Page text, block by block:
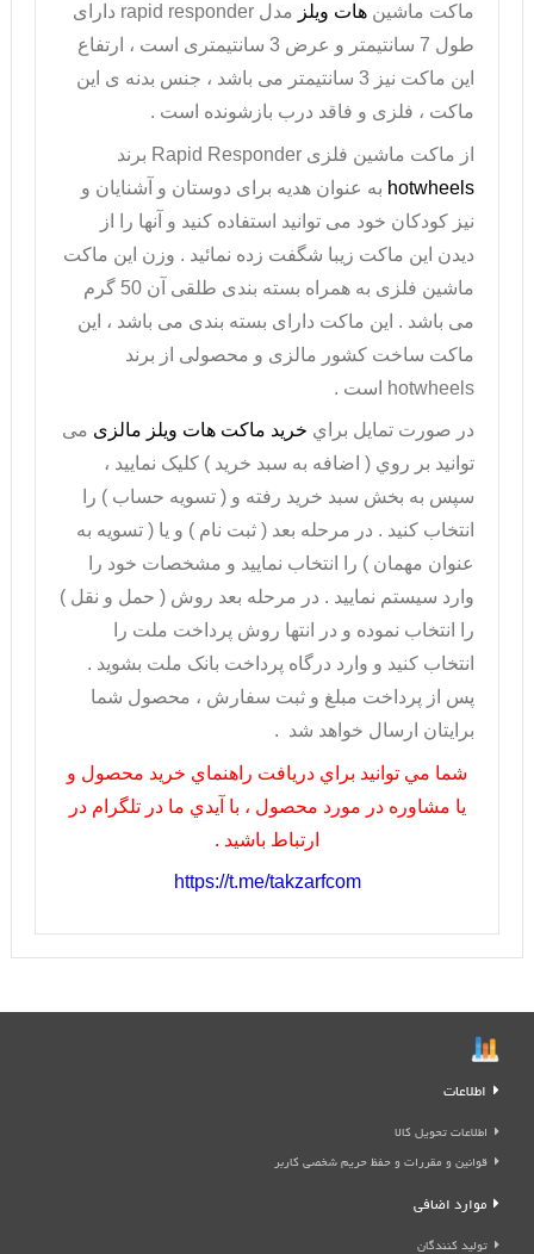
ماکت ماشین هات ویلز مدل rapid responder دارای
طول 7 سانتیمتر و عرض 3 سانتیمتری است ، ارتفاع
این ماکت نیز 3 سانتیمتر می باشد ، جنس بدنه ی این
ماکت ، فلزی و فاقد درب بازشونده است .
از ماکت ماشین فلزی Rapid Responder برند
hotwheels به عنوان هدیه برای دوستان و آشنایان و
نیز کودکان خود می توانید استفاده کنید و آنها را از
دیدن این ماکت زیبا شگفت زده نمائید . وزن این ماکت
ماشین فلزی به همراه بسته بندی طلقی آن 50 گرم
می باشد . این ماکت دارای بسته بندی می باشد ، این
ماکت ساخت کشور مالزی و محصولی از برند
hotwheels
است .
در صورت تمايل براي خريد ماکت هات ویلز مالزی می
توانيد بر روي ( اضافه به سبد خريد ) کليک نماييد ،
سپس به بخش سبد خريد رفته و ( تسويه حساب ) را
انتخاب کنيد . در مرحله بعد ( ثبت نام ) و يا ( تسويه به
عنوان مهمان ) را انتخاب نماييد و مشخصات خود را
وارد سيستم نماييد . در مرحله بعد روش ( حمل و نقل )
را انتخاب نموده و در انتها روش پرداخت ملت را
انتخاب کنيد و وارد درگاه پرداخت بانک ملت بشويد .
پس از پرداخت مبلغ و ثبت سفارش ، محصول شما
برايتان ارسال خواهد شد .
شما مي توانيد براي دريافت راهنماي خريد محصول و
يا مشاوره در مورد محصول ، با آيدي ما در تلگرام در
ارتباط باشيد .
https://t.me/takzarfcom
اطلاعات
اطلاعات تحویل کالا
قوانین و مقررات و حفظ حریم شخصی کاربر
موارد اضافی
تولید کنندگان